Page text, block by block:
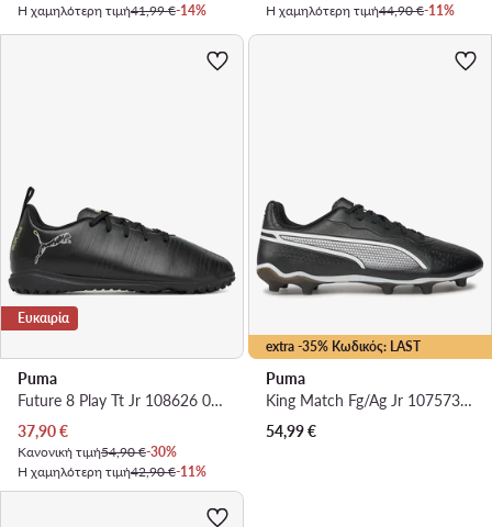
Η χαμηλότερη τιμή41,99 €-14%
Η χαμηλότερη τιμή44,90 €-11%
Ευκαιρία
Puma
Future 8 Play Tt Jr 108626 02 · Ποδοσφαιρικά Παπούτσια
Τρέχουσα τιμή
37,90€
Κανονική τιμή54,90 €-30%
Η χαμηλότερη τιμή42,90 €-11%
extra -35% Κωδικός: LAST
Puma
King Match Fg/Ag Jr 107573 01 · Ποδοσφαιρικά Παπούτσια
54,99€